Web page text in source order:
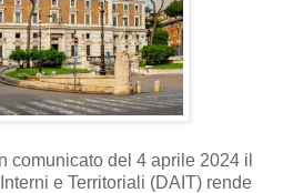
comunicato del 4 aprile 2024 il
e Territoriali (DAIT) rende